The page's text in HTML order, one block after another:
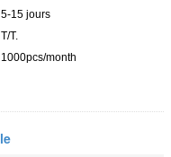
5-15 jours
T/T.
1000pcs/month